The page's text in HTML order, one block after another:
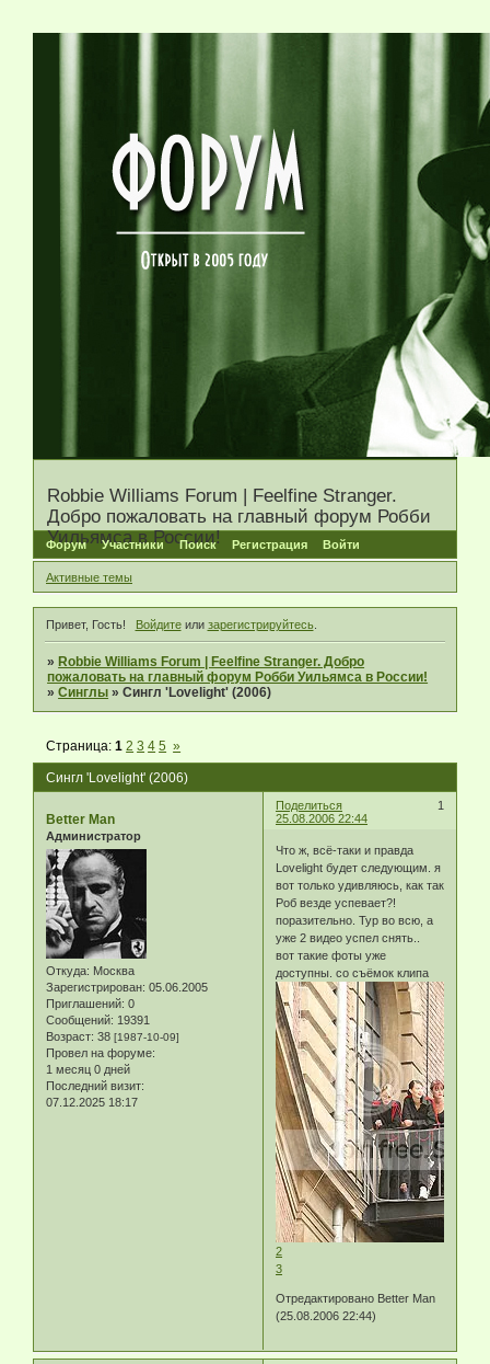
Robbie Williams Forum | Feelfine Stranger.
Добро пожаловать на главный форум Робби
Уильямса в России!
Форум Участники Поиск Регистрация Войти
Активные темы
Привет, Гость! Войдитеили зарегистрируйтесь.
» Robbie Williams Forum | Feelfine Stranger. Добро
пожаловать на главный форум Робби Уильямса в России!
»Синглы »Сингл 'Lovelight' (2006)
Сингл 'Lovelight' (2006)
Страница:1 2 3 4 5 »
Поделиться
1
25.08.2006 22:44
Better Man
Администратор
Откуда: Москва
Зарегистрирован: 05.06.2005
Приглашений: 0
Сообщений: 19391
Возраст: 38 [1987-10-09]
Провел на форуме:
1 месяц 0 дней
Последний визит:
07.12.2025 18:17
Что ж, всё-таки и правда
Lovelight будет следующим. я
вот только удивляюсь, как так
Роб везде успевает?!
поразительно. Тур во всю, а
уже 2 видео успел снять..
вот такие фоты уже
доступны. со съёмок клипа
2
3
Отредактировано Better Man
(25.08.2006 22:44)